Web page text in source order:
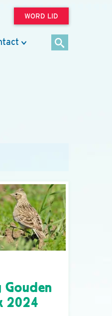
WORD LID
Gouden
2024